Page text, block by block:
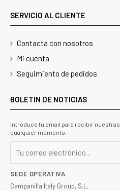
SERVICIO AL CLIENTE
Contacta con nosotros
Mi cuenta
Seguimiento de pedidos
BOLETIN DE NOTICIAS
Introduce tu email para recibir
cualquier momento.
SEDE OPERATIVA
Campanilla Italy Group, S.L.